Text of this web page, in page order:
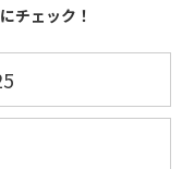
チェック！